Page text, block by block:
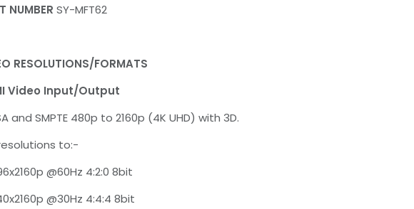
NUMBER SY-MFT62
RESOLUTIONS/FORMATS
Video Input/Output
and SMPTE 480p to 2160p (4K UHD) with 3D.
to:-
@60Hz 4:2:0 8bit
@30Hz 4:4:4 8bit